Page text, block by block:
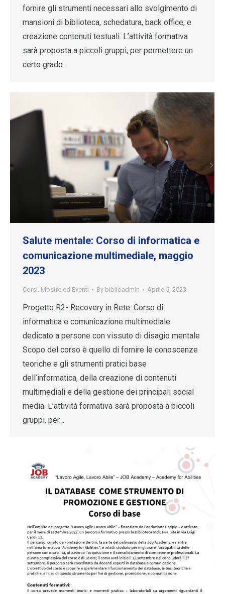
fornire gli strumenti necessari allo svolgimento di
mansioni di biblioteca, schedatura, back office, e
creazione contenuti testuali. L’attività formativa
sarà proposta a piccoli gruppi, per permettere un
certo grado…
Salute mentale: Corso di informatica e
comunicazione multimediale, maggio
2023
Corsi, Mostre ed Eventi By biblioadmin Aprile 5, 2023
Progetto R2- Recovery in Rete: Corso di
informatica e comunicazione multimediale
dedicato a persone con vissuto di disagio mentale
Scopo del corso è quello di fornire le conoscenze
teoriche e gli strumenti pratici base
dell’informatica, della creazione di contenuti
multimediali e della gestione dei principali social
media. L’attività formativa sarà proposta a piccoli
gruppi, per…